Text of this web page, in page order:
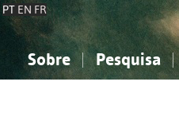
PT EN FR
Sobre Pesquisa